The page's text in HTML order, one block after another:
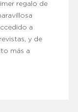
regalo de
a
y de
más a